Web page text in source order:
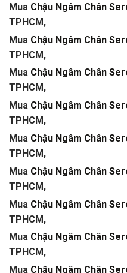
Mua Chậu Ngâm Chân
TPHCM,
Mua Chậu Ngâm Chân
TPHCM,
Mua Chậu Ngâm Chân
TPHCM,
Mua Chậu Ngâm Chân
TPHCM,
Mua Chậu Ngâm Chân
TPHCM,
Mua Chậu Ngâm Chân
TPHCM,
Mua Chậu Ngâm Chân
TPHCM,
Mua Chậu Ngâm Chân
TPHCM,
Mua Chậu Ngâm Chân